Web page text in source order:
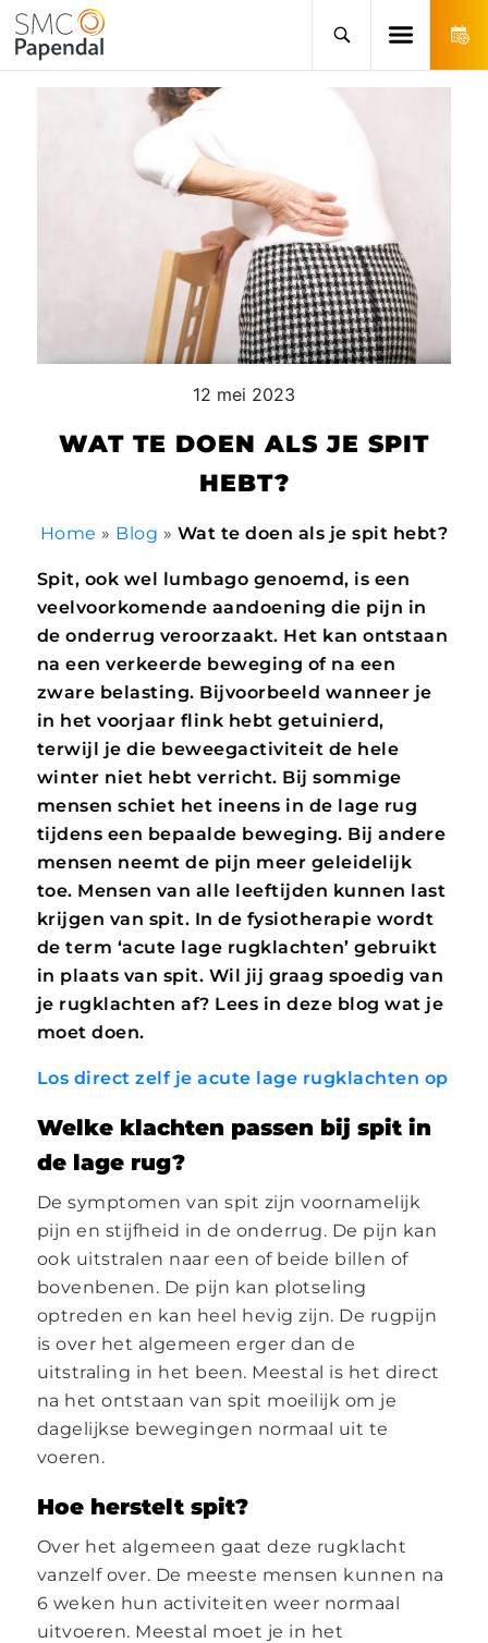
12 mei 2023
WAT TE DOEN ALS JE SPIT
HEBT?
Home » Blog » Wat te doen als je spit hebt?
Spit, ook wel lumbago genoemd, is een
veelvoorkomende aandoening die pijn in
de onderrug veroorzaakt. Het kan ontstaan
na een verkeerde beweging of na een
zware belasting. Bijvoorbeeld wanneer je
in het voorjaar flink hebt getuinierd,
terwijl je die beweegactiviteit de hele
winter niet hebt verricht. Bij sommige
mensen schiet het ineens in de lage rug
tijdens een bepaalde beweging. Bij andere
mensen neemt de pijn meer geleidelijk
toe. Mensen van alle leeftijden kunnen last
krijgen van spit. In de fysiotherapie wordt
de term ‘acute lage rugklachten’ gebruikt
in plaats van spit. Wil jij graag spoedig van
je rugklachten af? Lees in deze blog wat je
moet doen.
Los direct zelf je acute lage rugklachten op
Welke klachten passen bij spit in
de lage rug?
De symptomen van spit zijn voornamelijk
pijn en stijfheid in de onderrug. De pijn kan
ook uitstralen naar een of beide billen of
bovenbenen. De pijn kan plotseling
optreden en kan heel hevig zijn. De rugpijn
is over het algemeen erger dan de
uitstraling in het been. Meestal is het direct
na het ontstaan van spit moeilijk om je
dagelijkse bewegingen normaal uit te
voeren.
Hoe herstelt spit?
Over het algemeen gaat deze rugklacht
vanzelf over. De meeste mensen kunnen na
6 weken hun activiteiten weer normaal
uitvoeren. Meestal moet je in het